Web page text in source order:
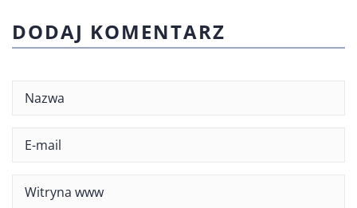
DODAJ KOMENTARZ